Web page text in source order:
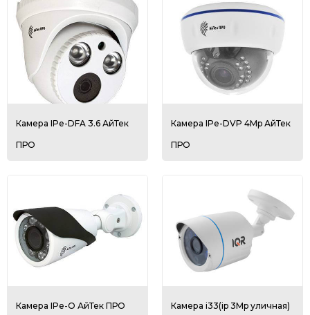
Камера IPe-DFA 3.6 АйТек
ПРО
Камера IPe-DVP 4Mp АйТек
ПРО
Камера IPe-O АйТек ПРО Камера i33(ip 3Mp уличная)